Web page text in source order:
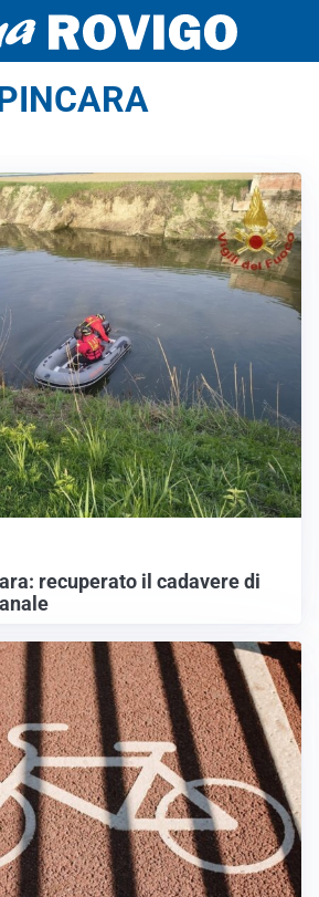
recuperato il cadavere di